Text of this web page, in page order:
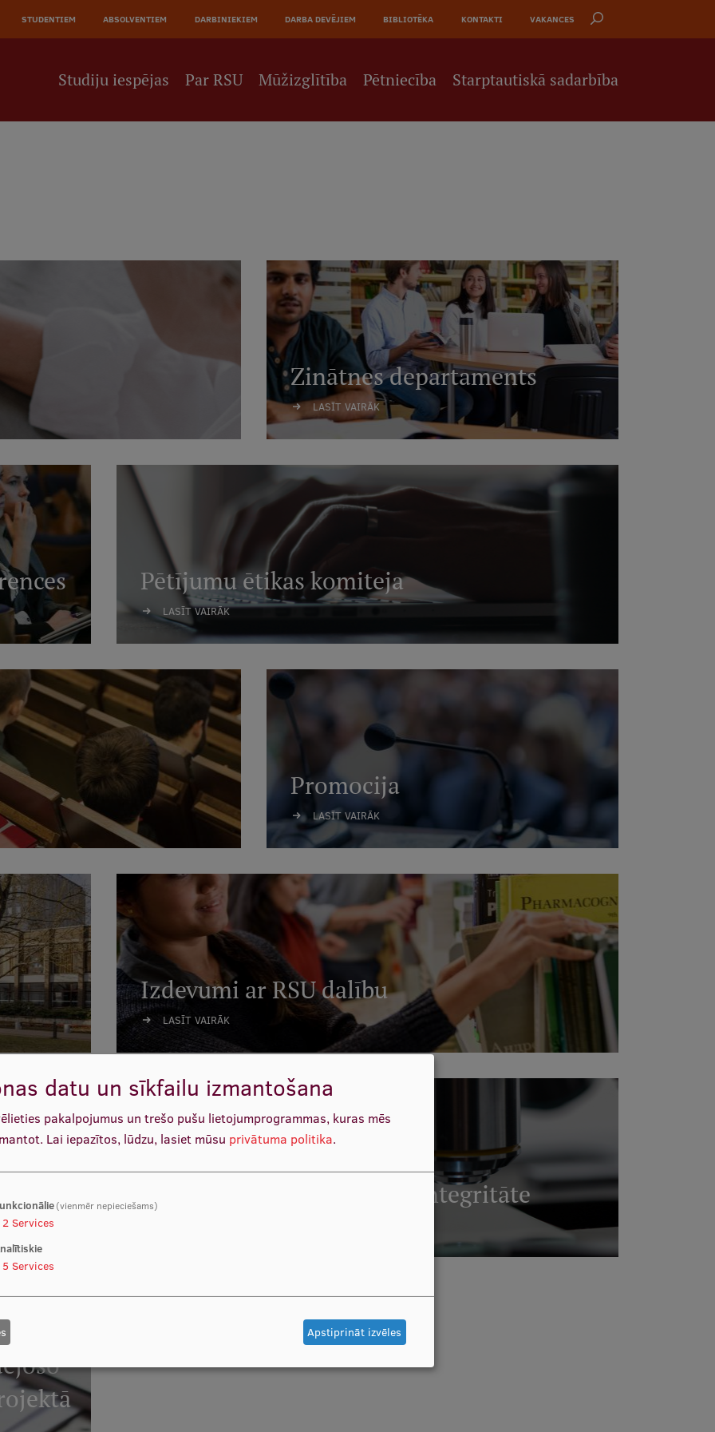
STUDENTIEM ABSOLVENTIEM DARBINIEKIEM DARBA DEVĒJIEM BIBLIOTĒKA KONTAKTI VAKANCES
Studiju iespējas Par RSU Mūžizglītība Pētniecība Starptautiskā sadarbība
Zinātnes departaments
LASĪT VAIRĀK
Pētījumu ētikas komiteja
LASĪT VAIRĀK
Promocija
LASĪT VAIRĀK
Izdevumi ar RSU dalību
LASĪT VAIRĀK
pētniecībai Pētniecības integritāte
datu un sīkfailu izmantošana
pakalpojumus un trešo pušu lietojumprogrammas, kuras mēs
Lai iepazītos, lūdzu, lasiet mūsu privātuma politika.
(vienmēr nepieciešams)
2 Services
5 Services
Apstiprināt izvēles